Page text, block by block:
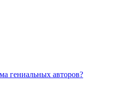
гениальных авторов?